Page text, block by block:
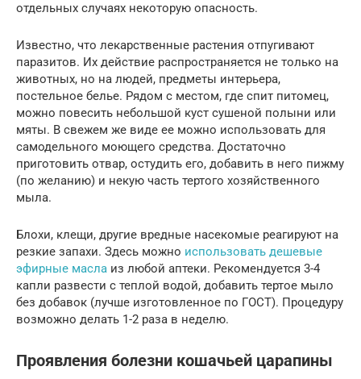
отдельных случаях некоторую опасность.
Известно, что лекарственные растения отпугивают
паразитов. Их действие распространяется не только на
животных, но на людей, предметы интерьера,
постельное белье. Рядом с местом, где спит питомец,
можно повесить небольшой куст сушеной полыни или
мяты. В свежем же виде ее можно использовать для
самодельного моющего средства. Достаточно
приготовить отвар, остудить его, добавить в него пижму
(по желанию) и некую часть тертого хозяйственного
мыла.
Блохи, клещи, другие вредные насекомые реагируют на
резкие запахи. Здесь можно использовать дешевые
эфирные масла из любой аптеки. Рекомендуется 3-4
капли развести с теплой водой, добавить тертое мыло
без добавок (лучше изготовленное по ГОСТ). Процедуру
возможно делать 1-2 раза в неделю.
Проявления болезни кошачьей царапины